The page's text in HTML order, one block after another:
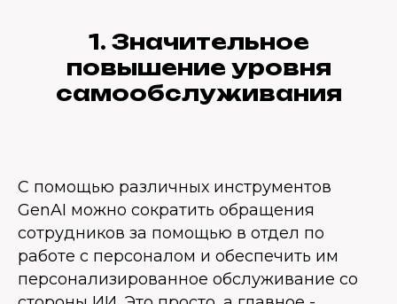
1. Значительное
повышение уровня
самообслуживания
С помощью различных инструментов
GenAI можно сократить обращения
сотрудников за помощью в отдел по
работе с персоналом и обеспечить им
персонализированное обслуживание со